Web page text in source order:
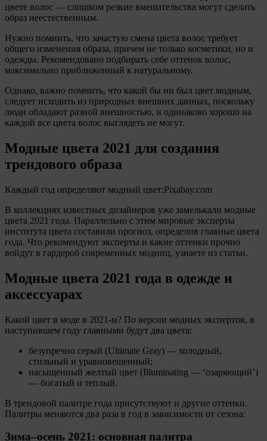
цвете волос — слишком резкие вмешательства могут сделать
образ неестественным.
Нужно помнить, что зачастую смена цвета волос требует
общего изменения образа, причем не только косметики, но и
одежды. Рекомендовано подбирать себе оттенок волос,
максимально приближенный к натуральному.
Однако, важно помнить, что какой бы ни был цвет модным,
следует исходить из природных внешних данных, поскольку
люди обладают разной внешностью, и одинаково хорошо на
каждой все цвета волос выглядеть не могут.
Модные цвета 2021 для создания
трендового образа
Каждый год определяют модный цвет:Pixabay.com
В коллекциях известных дизайнеров уже замелькали модные
цвета 2021 года. Параллельно с этим мировые эксперты
института цвета составили прогноз, определив главные цвета
года. Что рекомендуют эксперты и какие оттенки прочно
войдут в гардероб современных модниц, узнаете из статьи.
Модные цвета 2021 года в одежде и
аксессуарах
Какой цвет в моде в 2021-м? По версии модных экспертов, в
наступившем году главными будут два цвета:
безупречно серый (Ultimate Gray) — холодный,
стильный и уравновешенный;
насыщенный желтый цвет (Illuminating — ‘озаряющий’)
— богатый и теплый.
В трендовой палитре года присутствуют и другие оттенки.
Палитры меняются два раза в год в зависимости от сезона:
Зима–осень 2021: основная палитра